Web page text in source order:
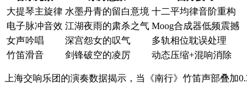
大提琴主旋律 水墨丹青的留白意境 十二平均律音阶重构
电子脉冲音效 江湖夜雨的肃杀之气 Moog合成器低频震撼
女声吟唱
深宫怨女的叹气
多轨相位耽误处理
竹笛滑音
剑锋破空的凌厉 动态压缩+混响消除
上海交响乐团的演奏数据揭示，当《南行》竹笛声部叠加